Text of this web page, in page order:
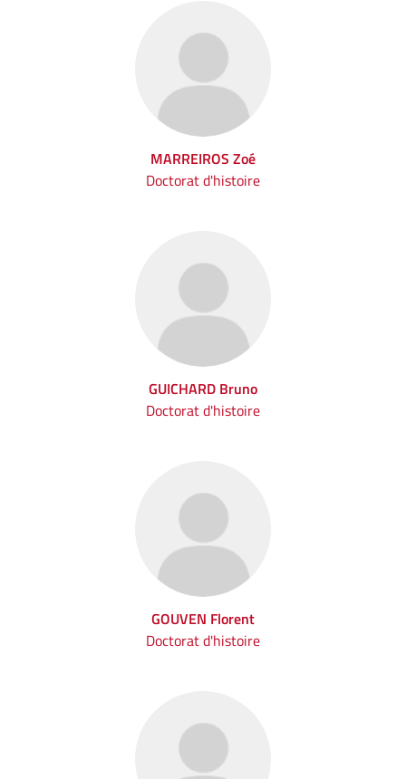
MARREIROS Zoé
Doctorat d'histoire
GUICHARD Bruno
Doctorat d'histoire
GOUVEN Florent
Doctorat d'histoire